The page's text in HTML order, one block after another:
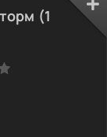
всегда
необходимой
планету от
(1